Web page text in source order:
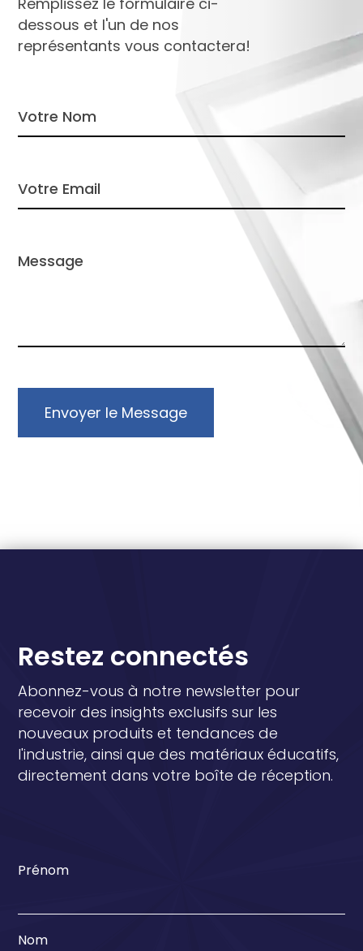
dessous et l'un de nos
représentants vous contactera!
Envoyer le Message
Restez connectés
Abonnez-vous à notre newsletter pour
recevoir des insights exclusifs sur les
nouveaux produits et tendances de
l'industrie, ainsi que des matériaux éducatifs,
directement dans votre boîte de réception.
Prénom
Nom